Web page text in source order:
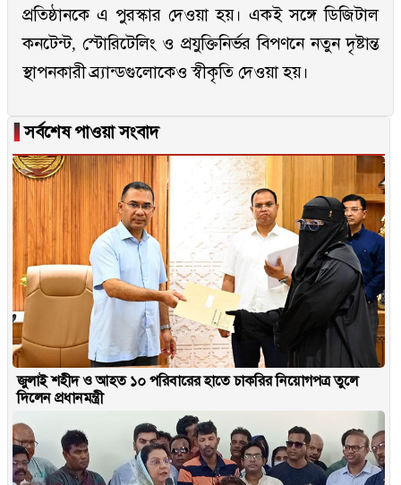
প্রতিষ্ঠানকে এ পুরস্কার দেওয়া হয়। একই সঙ্গে ডিজিটাল
কনটেন্ট, স্টোরিটেলিং ও প্রযুক্তিনির্ভর বিপণনে নতুন দৃষ্টান্ত
স্থাপনকারী ব্র্যান্ডগুলোকেও স্বীকৃতি দেওয়া হয়।
▐সর্বশেষ পাওয়া সংবাদ
জুলাই শহীদ ও আহত ১০ পরিবারের হাতে চাকরির নিয়োগপত্র তুলে
দিলেন প্রধানমন্ত্রী